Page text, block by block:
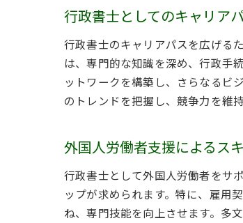
行政書士としてのキャリア
行政書士のキャリアパスを広げる
は、専門的な知識を深め、行政手
ットワークを構築し、さらなるビ
のトレンドを把握し、競争力を維
外国人労働者支援によるス
行政書士として外国人労働者をサ
ップが求められます。特に、雇用
ね、専門技能を向上させます。多